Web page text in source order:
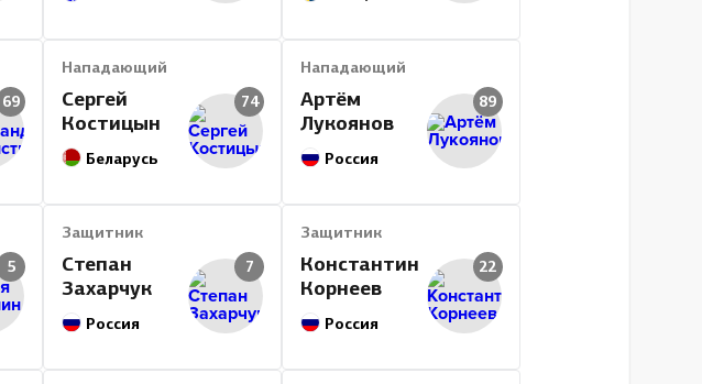
Итог 612 105 126 231 31 825 909 11.6
69
Нападающий
Сергей
Костицын
Беларусь
74
Нападающий
Артём
Лукоянов
Россия
89
5
Защитник
Степан
Захарчук
Россия
7
Защитник
Константин
Корнеев
Россия
22